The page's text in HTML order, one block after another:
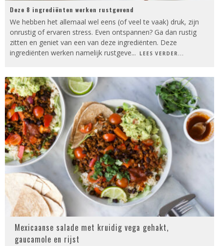
Deze 8 ingrediënten werken rustgevend
We hebben het allemaal wel eens (of veel te vaak) druk, zijn
onrustig of ervaren stress. Even ontspannen? Ga dan rustig
zitten en geniet van een van deze ingrediënten. Deze
ingrediënten werken namelijk rustgeve... LEES VERDER...
Mexicaanse salade met kruidig vega gehakt,
gaucamole en rijst